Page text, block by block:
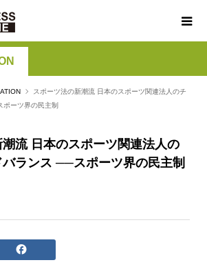
スポーツ法の新潮流 日本のスポーツ関連法人のチ
ポーツ界の民主制
流 日本のスポーツ関連法人の
ランス ──スポーツ界の民主制